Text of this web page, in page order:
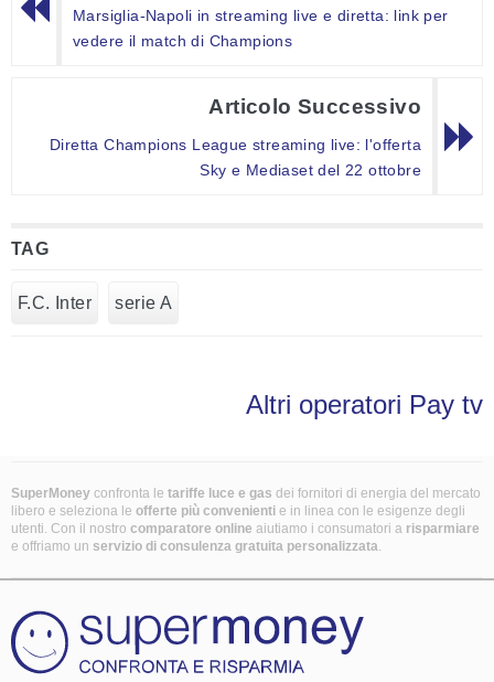
Marsiglia-Napoli in streaming live e diretta: link per
vedere il match di Champions
Articolo Successivo
Diretta Champions League streaming live: l'offerta
Sky e Mediaset del 22 ottobre
TAG
F.C. Inter serie A
Altri operatori Pay tv
SuperMoney confronta le tariffe luce e gas dei fornitori di energia del mercato
libero e seleziona le offerte più convenienti e in linea con le esigenze degli
utenti. Con il nostro comparatore online aiutiamo i consumatori a risparmiare
e offriamo un servizio di consulenza gratuita personalizzata.